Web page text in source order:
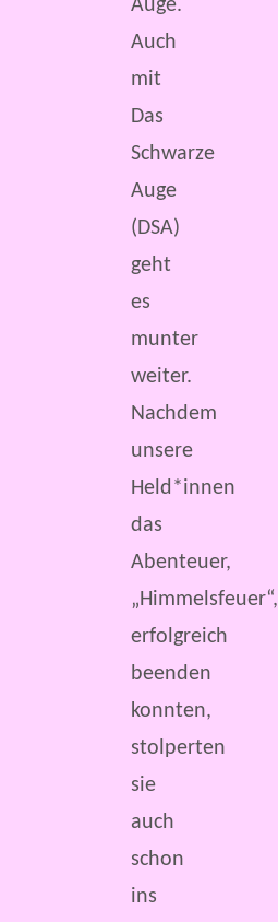
Auge.
Auch
mit
Das
Schwarze
Auge
(DSA)
geht
es
munter
weiter.
Nachdem
unsere
Held*innen
das
Abenteuer,
„Himmelsfeuer“,
erfolgreich
beenden
konnten,
stolperten
sie
auch
schon
ins